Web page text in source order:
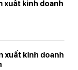
xuất kinh doanh
xuất kinh doanh